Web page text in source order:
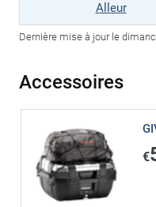
Alleur
Dernière mise à jour le
Accessoires
€